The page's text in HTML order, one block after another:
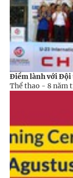
Điềm lành với Đội
Thể thao - 8 năm